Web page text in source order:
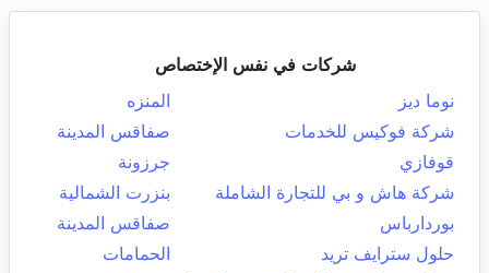
شركات في نفس الإختصاص
نوما ديز
المنزه
شركة فوكيس للخدمات
صفاقس المدينة
قوفازي
جرزونة
شركة هاش و بي للتجارة الشاملة
بنزرت الشمالية
بوردارباس
صفاقس المدينة
حلول سترايف تريد
الحمامات